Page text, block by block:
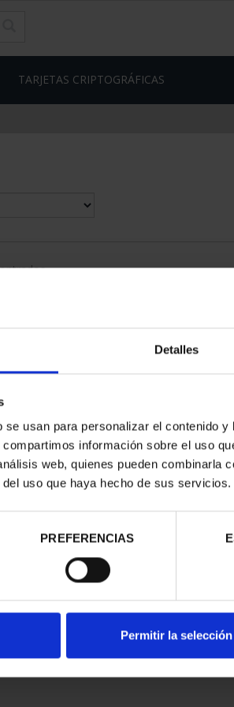
Detalles
usan para personalizar el contenido
información sobre el uso
web, quienes pueden combinarla
uso que haya hecho de sus servicios.
PREFERENCIAS
Permitir la selección
TARJETAS CRIPTOGRÁFICAS
DE
1
€
registrados
SUSCRIPCIÓN
PROVINCIA 2
949,00 €
Sólo para usuarios